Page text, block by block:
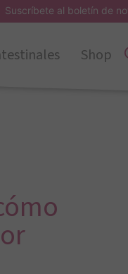
Suscríbete al boletín de
Shop